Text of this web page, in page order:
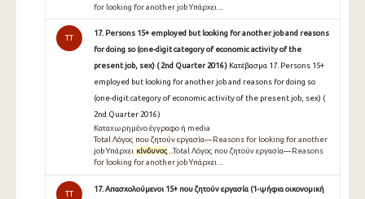
for looking for another job Υπάρχει ...
TT
17. Persons 15+ employed but looking for another job and reasons
for doing so (one-digit category of economic activity of the
present job, sex) ( 2nd Quarter 2016 ) Κατέβασμα 17. Persons 15+
employed but looking for another job and reasons for doing so
(one-digit category of economic activity of the present job, sex) (
2nd Quarter 2016 )
Καταχωρημένο έγγραφο ή media
Total Λόγος που ζητούν εργασία—Reasons for looking for another
job Υπάρχει κίνδυνος...Total Λόγος που ζητούν εργασία—Reasons
for looking for another job Υπάρχει ...
TT
17. Απασχολούμενοι 15+ που ζητούν εργασία (1-ψήφια οικονομική